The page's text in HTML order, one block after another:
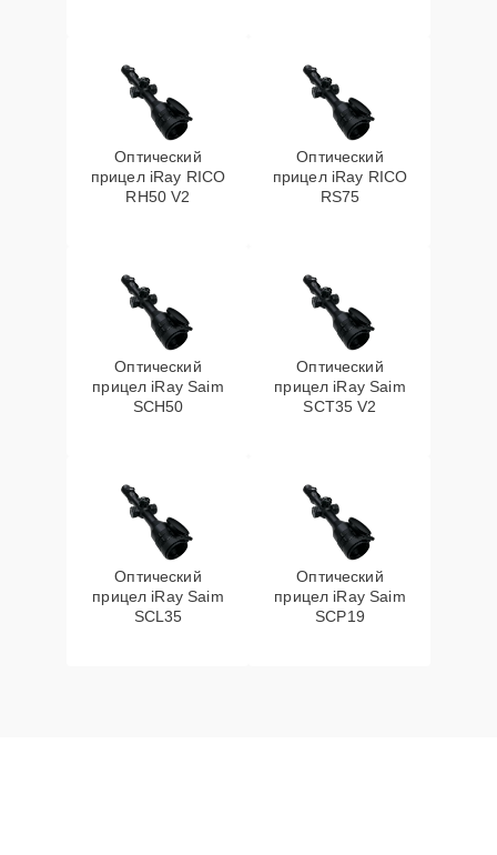
Оптический
прицел iRay RICO
RH50 V2
Оптический
прицел iRay RICO
RS75
Оптический
прицел iRay Saim
SCH50
Оптический
прицел iRay Saim
SCT35 V2
Оптический
прицел iRay Saim
SCL35
Оптический
прицел iRay Saim
SCP19